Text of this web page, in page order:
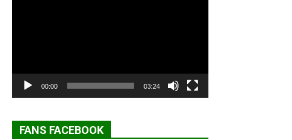
00:00 03:24
FANS FACEBOOK